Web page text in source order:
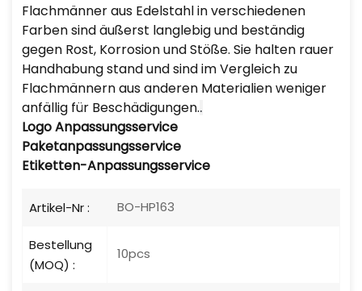
Flachmänner aus Edelstahl in verschiedenen
Farben sind äußerst langlebig und beständig
gegen Rost, Korrosion und Stöße. Sie halten rauer
Handhabung stand und sind im Vergleich zu
Flachmännern aus anderen Materialien weniger
anfällig für Beschädigungen..
LogoAnpassungsservice
Paketanpassungsservice
Etiketten-Anpassungsservice
Artikel-Nr : BO-HP163
Bestellung
(MOQ) :
10pcs